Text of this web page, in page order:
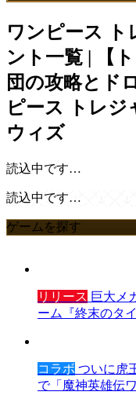
ワンピース ト
ント一覧 | 【
団の攻略とド
ピース トレジ
ウィズ
読込中です…
読込中です…
ゲームを探す
リリース 巨大メ
ーム『終末のタ
コラボ ついに虎
で「魔神英雄伝